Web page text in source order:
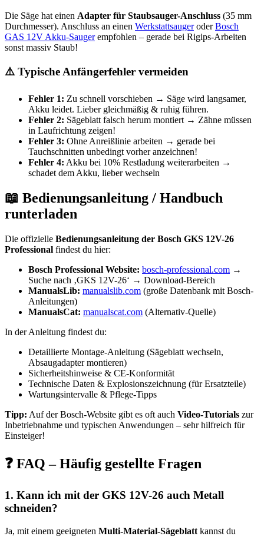
Die Säge hat einen Adapter für Staubsauger-Anschluss (35 mm
Durchmesser). Anschluss an einen WerkstattsaugeroderBosch
GAS 12V Akku-Saugerempfohlen – gerade bei Rigips-Arbeiten
sonst massiv Staub!
⚠️ Typische Anfängerfehler vermeiden
Fehler 1: Zu schnell vorschieben → Säge wird langsamer,
Akku leidet. Lieber gleichmäßig & ruhig führen.
Fehler 2: Sägeblatt falsch herum montiert → Zähne müssen
in Laufrichtung zeigen!
Fehler 3: Ohne Anreißlinie arbeiten → gerade bei
Tauchschnitten unbedingt vorher anzeichnen!
Fehler 4: Akku bei 10% Restladung weiterarbeiten →
schadet dem Akku, lieber wechseln
📖 Bedienungsanleitung / Handbuch
runterladen
Die offizielle Bedienungsanleitung der Bosch GKS 12V-26
Professional findest du hier:
Bosch Professional Website: bosch-professional.com →
Suche nach ‚GKS 12V-26‘ → Download-Bereich
ManualsLib: manualslib.com (große Datenbank mit Bosch-
Anleitungen)
ManualsCat: manualscat.com (Alternativ-Quelle)
In der Anleitung findest du:
Detaillierte Montage-Anleitung (Sägeblatt wechseln,
Absaugadapter montieren)
Sicherheitshinweise & CE-Konformität
Technische Daten & Explosionszeichnung (für Ersatzteile)
Wartungsintervalle & Pflege-Tipps
Tipp: Auf der Bosch-Website gibt es oft auch Video-Tutorials zur
Inbetriebnahme und typischen Anwendungen – sehr hilfreich für
Einsteiger!
❓ FAQ – Häufig gestellte Fragen
1. Kann ich mit der GKS 12V-26 auch Metall
schneiden?
Ja, mit einem geeigneten Multi-Material-Sägeblatt kannst du